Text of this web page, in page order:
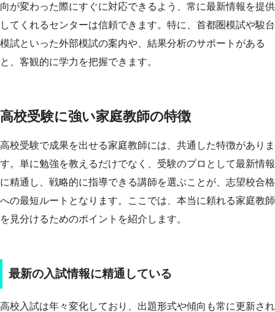
向が変わった際にすぐに対応できるよう、常に最新情報を提供
してくれるセンターは信頼できます。特に、首都圏模試や駿台
模試といった外部模試の案内や、結果分析のサポートがある
と、客観的に学力を把握できます。
高校受験に強い家庭教師の特徴
高校受験で成果を出せる家庭教師には、共通した特徴がありま
す。単に勉強を教えるだけでなく、受験のプロとして最新情報
に精通し、戦略的に指導できる講師を選ぶことが、志望校合格
への最短ルートとなります。ここでは、本当に頼れる家庭教師
を見分けるためのポイントを紹介します。
最新の入試情報に精通している
高校入試は年々変化しており、出題形式や傾向も常に更新され